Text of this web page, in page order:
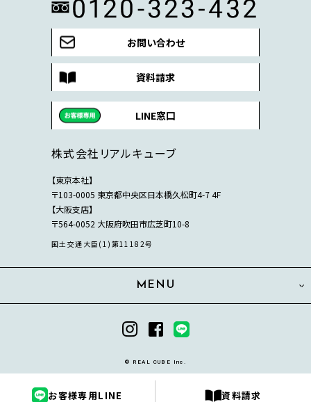
お問い合わせ
資料請求
LINE窓口
株式会社リアルキューブ
【東京本社】
〒103-0005 東京都中央区日本橋久松町4-7 4F
【大阪支店】
〒564-0052 大阪府吹田市広芝町10-8
国土交通大臣(1)第11182号
MENU
© REAL CUBE Inc.
お客様専用LINE 資料請求